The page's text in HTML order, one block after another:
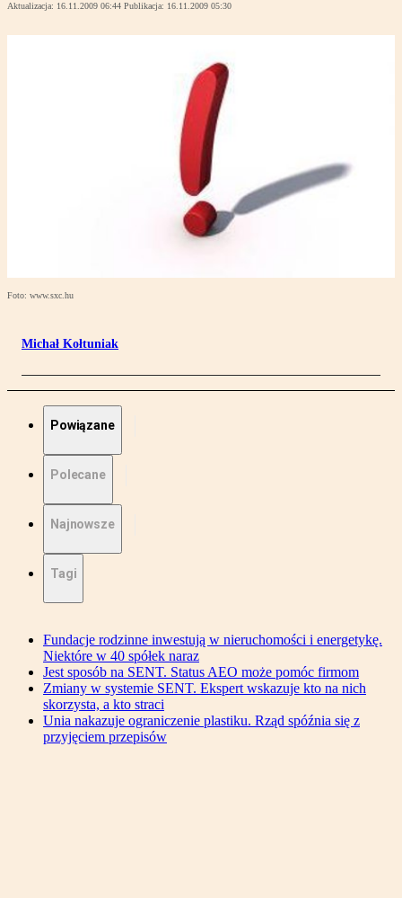
Aktualizacja: 16.11.2009 06:44 Publikacja: 16.11.2009 05:30
Foto: www.sxc.hu
Michał Kołtuniak
Powiązane
Polecane
Najnowsze
Tagi
Fundacje rodzinne inwestują w nieruchomości i energetykę.
Niektóre w 40 spółek naraz
Jest sposób na SENT. Status AEO może pomóc firmom
Zmiany w systemie SENT. Ekspert wskazuje kto na nich
skorzysta, a kto straci
Unia nakazuje ograniczenie plastiku. Rząd spóźnia się z
przyjęciem przepisów